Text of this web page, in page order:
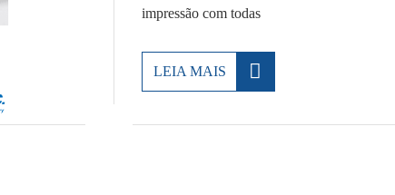
impressão com todas
LEIA MAIS